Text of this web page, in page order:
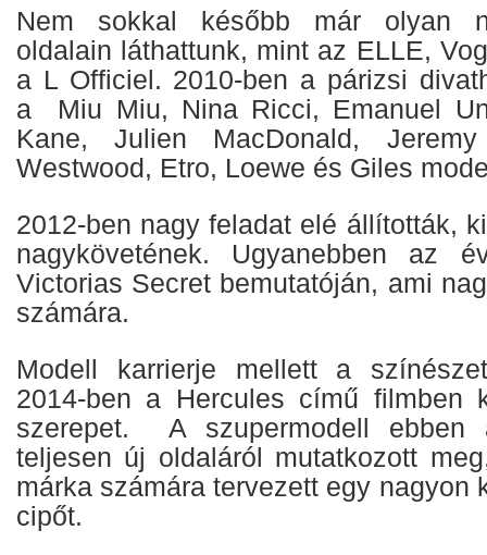
Nem sokkal később már olyan
oldalain láthattunk, mint az ELLE,
a L Officiel. 2010-ben a párizsi
a Miu Miu, Nina Ricci, Emanuel
Kane, Julien MacDonald,
Westwood, Etro, Loewe és Giles
2012-ben nagy feladat elé állították,
nagykövetének. Ugyanebben az
Victorias Secret bemutatóján, ami
számára.
Modell karrierje mellett a
2014-ben a Hercules című filmben
szerepet. A szupermodell ebben
teljesen új oldaláról mutatkozott
márka számára tervezett egy nagyon
cipőt.